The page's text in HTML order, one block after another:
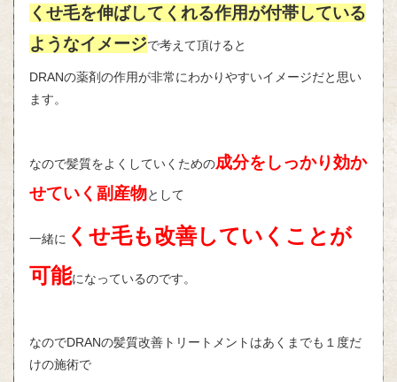
くせ毛を伸ばしてくれる作用が付帯している
ようなイメージで考えて頂けると
DRANの薬剤の作用が非常にわかりやすいイメージだと思い
ます。
なので髪質をよくしていくための成分をしっかり効か
せていく副産物として
一緒に くせ毛も改善していくことが
可能になっているのです。
なのでDRANの髪質改善トリートメントはあくまでも１度だ
けの施術で